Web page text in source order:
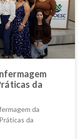
da
da
da